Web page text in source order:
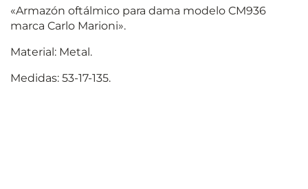
«Armazón oftálmico para dama modelo CM936
marca Carlo Marioni».
Material: Metal.
Medidas: 53-17-135.